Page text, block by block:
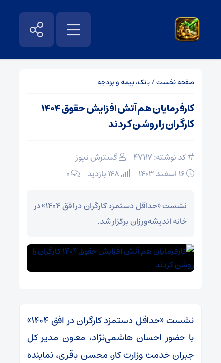
صفحه نخست/بانک، بیمه و بودجه
کارفرمایان هم آتش افزایش حقوق ۱۴۰۴
کارگران را روشن کردند
کد نوشته: 47117
گسترش نیوز
۰
نشست «حداقل دستمزد کارگران در افق ۱۴۰۴» در
خانه اندیشه‌ورزان برگزار شد.
نشست «حداقل دستمزد کارگران در افق ۱۴۰۴»
با حضور احسان هاشمی‌نژاد، معاون مدیر کل
جبران خدمت وزارت کار، محسن باقری، نماینده